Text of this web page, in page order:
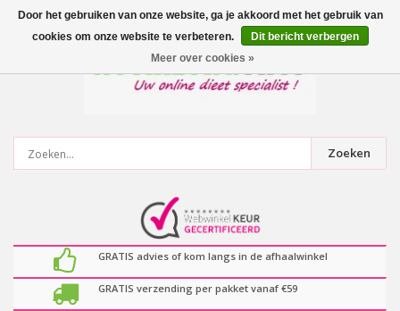
0artikelen
Zoeken
GRATIS advies of kom langs in de afhaalwinkel
GRATIS verzending per pakket vanaf €59
Door het gebruiken van onze website, ga je akkoord met het gebruik van
cookies om onze website te verbeteren.
Dit bericht verbergen
Meer over cookies »